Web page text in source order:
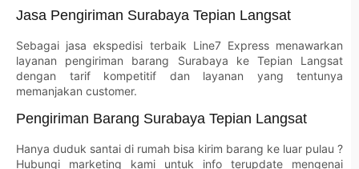
Jasa Pengiriman Surabaya Tepian Langsat
Sebagai jasa ekspedisi terbaik Line7 Express menawarkan
layanan pengiriman barang Surabaya ke Tepian Langsat
dengan tarif kompetitif dan layanan yang tentunya
memanjakan customer.
Pengiriman Barang Surabaya Tepian Langsat
Hanya duduk santai di rumah bisa kirim barang ke luar pulau ?
Hubungi marketing kami untuk info terupdate mengenai